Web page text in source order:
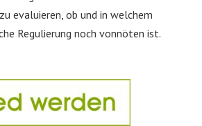
evaluieren, ob und in welchem
Regulierung noch vonnöten ist.